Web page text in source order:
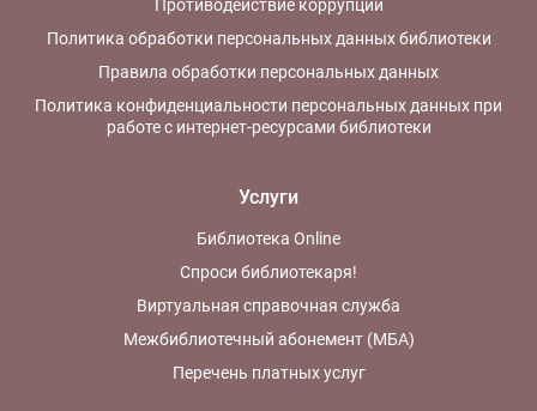
Противодействие коррупции
Политика обработки персональных данных библиотеки
Правила обработки персональных данных
Политика конфиденциальности персональных данных при
работе с интернет-ресурсами библиотеки
Услуги
Библиотека Online
Спроси библиотекаря!
Виртуальная справочная служба
Межбиблиотечный абонемент (МБА)
Перечень платных услуг